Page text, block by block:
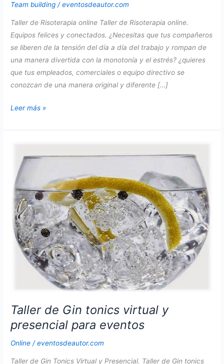
Team building /eventosdeautor.com
Taller de Risoterapia online Taller de Risoterapia online.
Equipos felices y conectados. ¿Necesitas que tus compañeros
se liberen de la tensión del día a día del trabajo y rompan de
una manera divertida con la monotonía y el estrés? ¿quieres
que tus empleados, comerciales o equipo directivo se
conozcan de una manera original y diferente […]
Taller
Risoterapia
online
para
eventos
virtuales
de
empresa
Leer más »
Taller de Gin tonics virtual y
presencial para eventos
Online /eventosdeautor.com
Taller de Gin Tonics Virtual y Presencial. Taller de Gin tonics